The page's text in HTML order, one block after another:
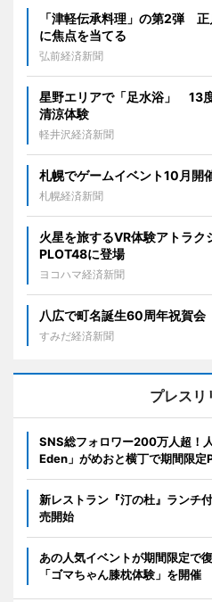
「津軽伝承料理」の第2弾
に焦点を当てる
弘前経済新聞
星野エリアで「足水浴」 13
清涼体験
軽井沢経済新聞
札幌でゲームイベント10月
札幌経済新聞
火星を旅するVR体験アトラ
PLOT48に登場
ヨコハマ経済新聞
八広で町名誕生60周年祝賀
すみだ経済新聞
プレスリ
SNS総フォロワー200万人超！
Eden」がめおと横丁で期間限定
新レストラン『汀の杜』ランチ
売開始
あの人気イベントが期間限定で
「ゴマちゃん膝枕体験」を開催